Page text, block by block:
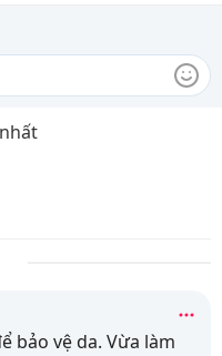
bảo vệ da. Vừa làm